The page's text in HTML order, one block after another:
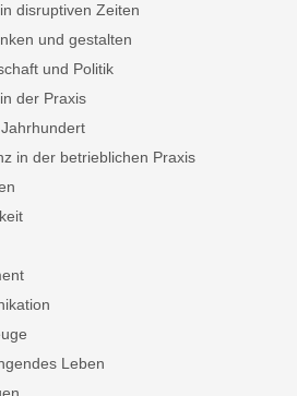
disruptiven Zeiten
und gestalten
und Politik
der Praxis
in der betrieblichen Praxis
Leben